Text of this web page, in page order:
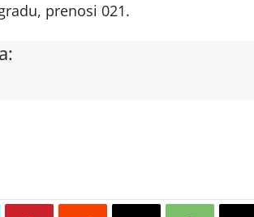
prenosi 021.